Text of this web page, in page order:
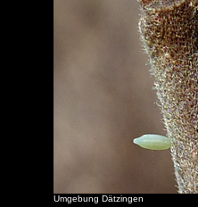
Umgebung Dätzingen